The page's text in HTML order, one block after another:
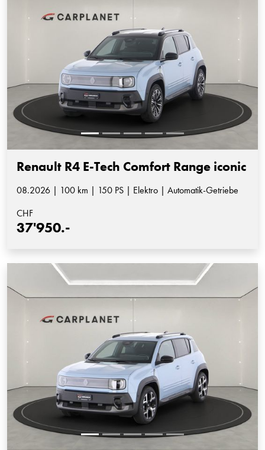
Renault R4 E-Tech Comfort Range iconic
08.2026 | 100 km | 150 PS | Elektro | Automatik-Getriebe
CHF
37'950.-